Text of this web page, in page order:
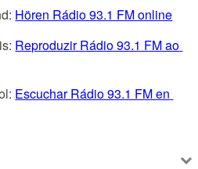
Hören Rádio 93.1 FM online
Reproduzir Rádio 93.1 FM ao
Escuchar Rádio 93.1 FM en